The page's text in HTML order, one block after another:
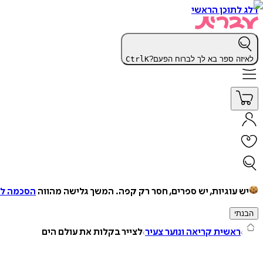
דלג לתוכן הראשי
לאיזה ספר בא לך לברוח הפעם? CtrlK
יש עוגיות, יש ספרים, חסר רק קפה. המשך גלישה מהווה הסכמה
הבנתי
ראשית קריאה ונוער צעיר לצייר בקלות את עולם הים